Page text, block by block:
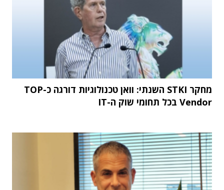
מחקר STKI השנתי: וואן טכנולוגיות דורגה כ-TOP
Vendor בכל תחומי שוק ה-IT